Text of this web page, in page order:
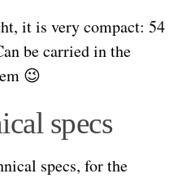
it is very compact: 54
be carried in the
😉
specs
specs, for the